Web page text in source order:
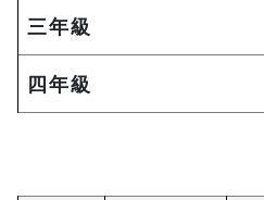
三年級
四年級